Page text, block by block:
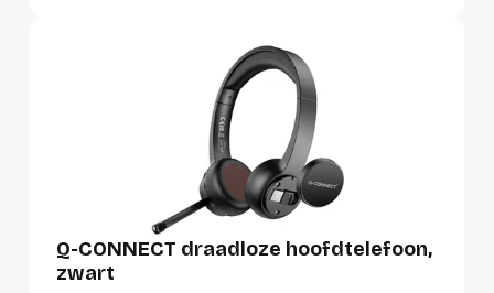
Q-CONNECT draadloze hoofdtelefoon,
zwart